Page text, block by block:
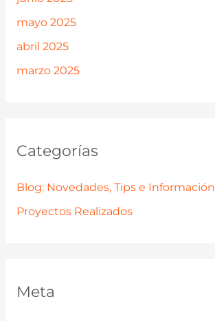
mayo 2025
abril 2025
marzo 2025
Categorías
Blog: Novedades, Tips e Información
Proyectos Realizados
Meta